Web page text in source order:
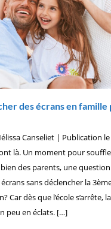
des écrans en famille
Canseliet | Publication
là. Un moment pour
des parents, une
sans déclencher la
Car dès que l’école s’arrête,
peu en éclats. […]